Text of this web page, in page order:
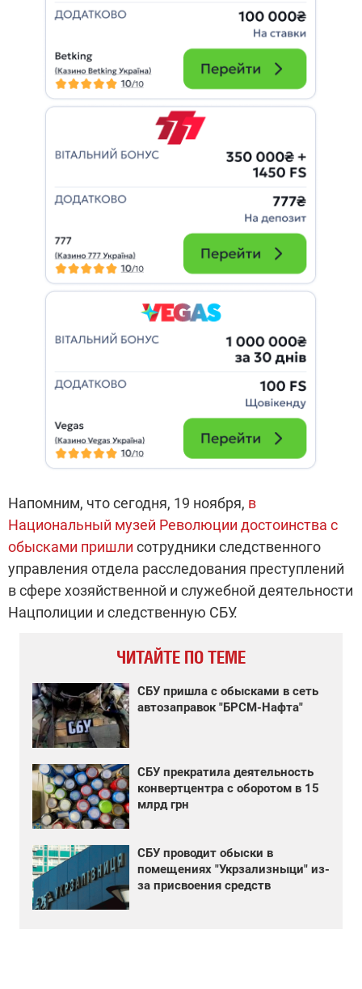
Напомним, что сегодня, 19 ноября, в
Национальный музей Революции достоинства с
обысками пришли сотрудники следственного
управления отдела расследования преступлений
в сфере хозяйственной и служебной деятельности
Нацполиции и следственную СБУ.
ЧИТАЙТЕ ПО ТЕМЕ
СБУ пришла с обысками в сеть
автозаправок "БРСМ-Нафта"
СБУ прекратила деятельность
конвертцентра с оборотом в 15
млрд грн
СБУ проводит обыски в
помещениях "Укрзализныци" из-
за присвоения средств